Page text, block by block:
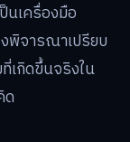
นเครื่องมือ
พิจารณาเปรียบ
เกิดขึ้นจริงใน
ด